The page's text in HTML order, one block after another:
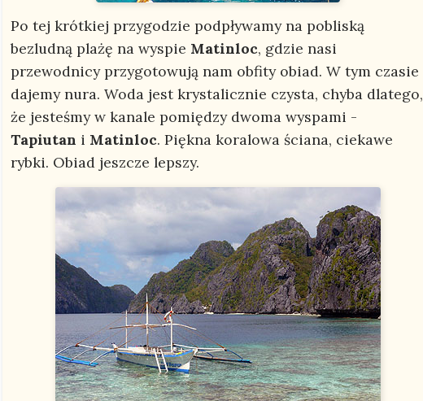
Po tej krótkiej przygodzie podpływamy na pobliską
bezludną plażę na wyspie Matinloc, gdzie nasi
przewodnicy przygotowują nam obfity obiad. W tym czasie
dajemy nura. Woda jest krystalicznie czysta, chyba dlatego,
że jesteśmy w kanale pomiędzy dwoma wyspami -
Tapiutan i Matinloc. Piękna koralowa ściana, ciekawe
rybki. Obiad jeszcze lepszy.